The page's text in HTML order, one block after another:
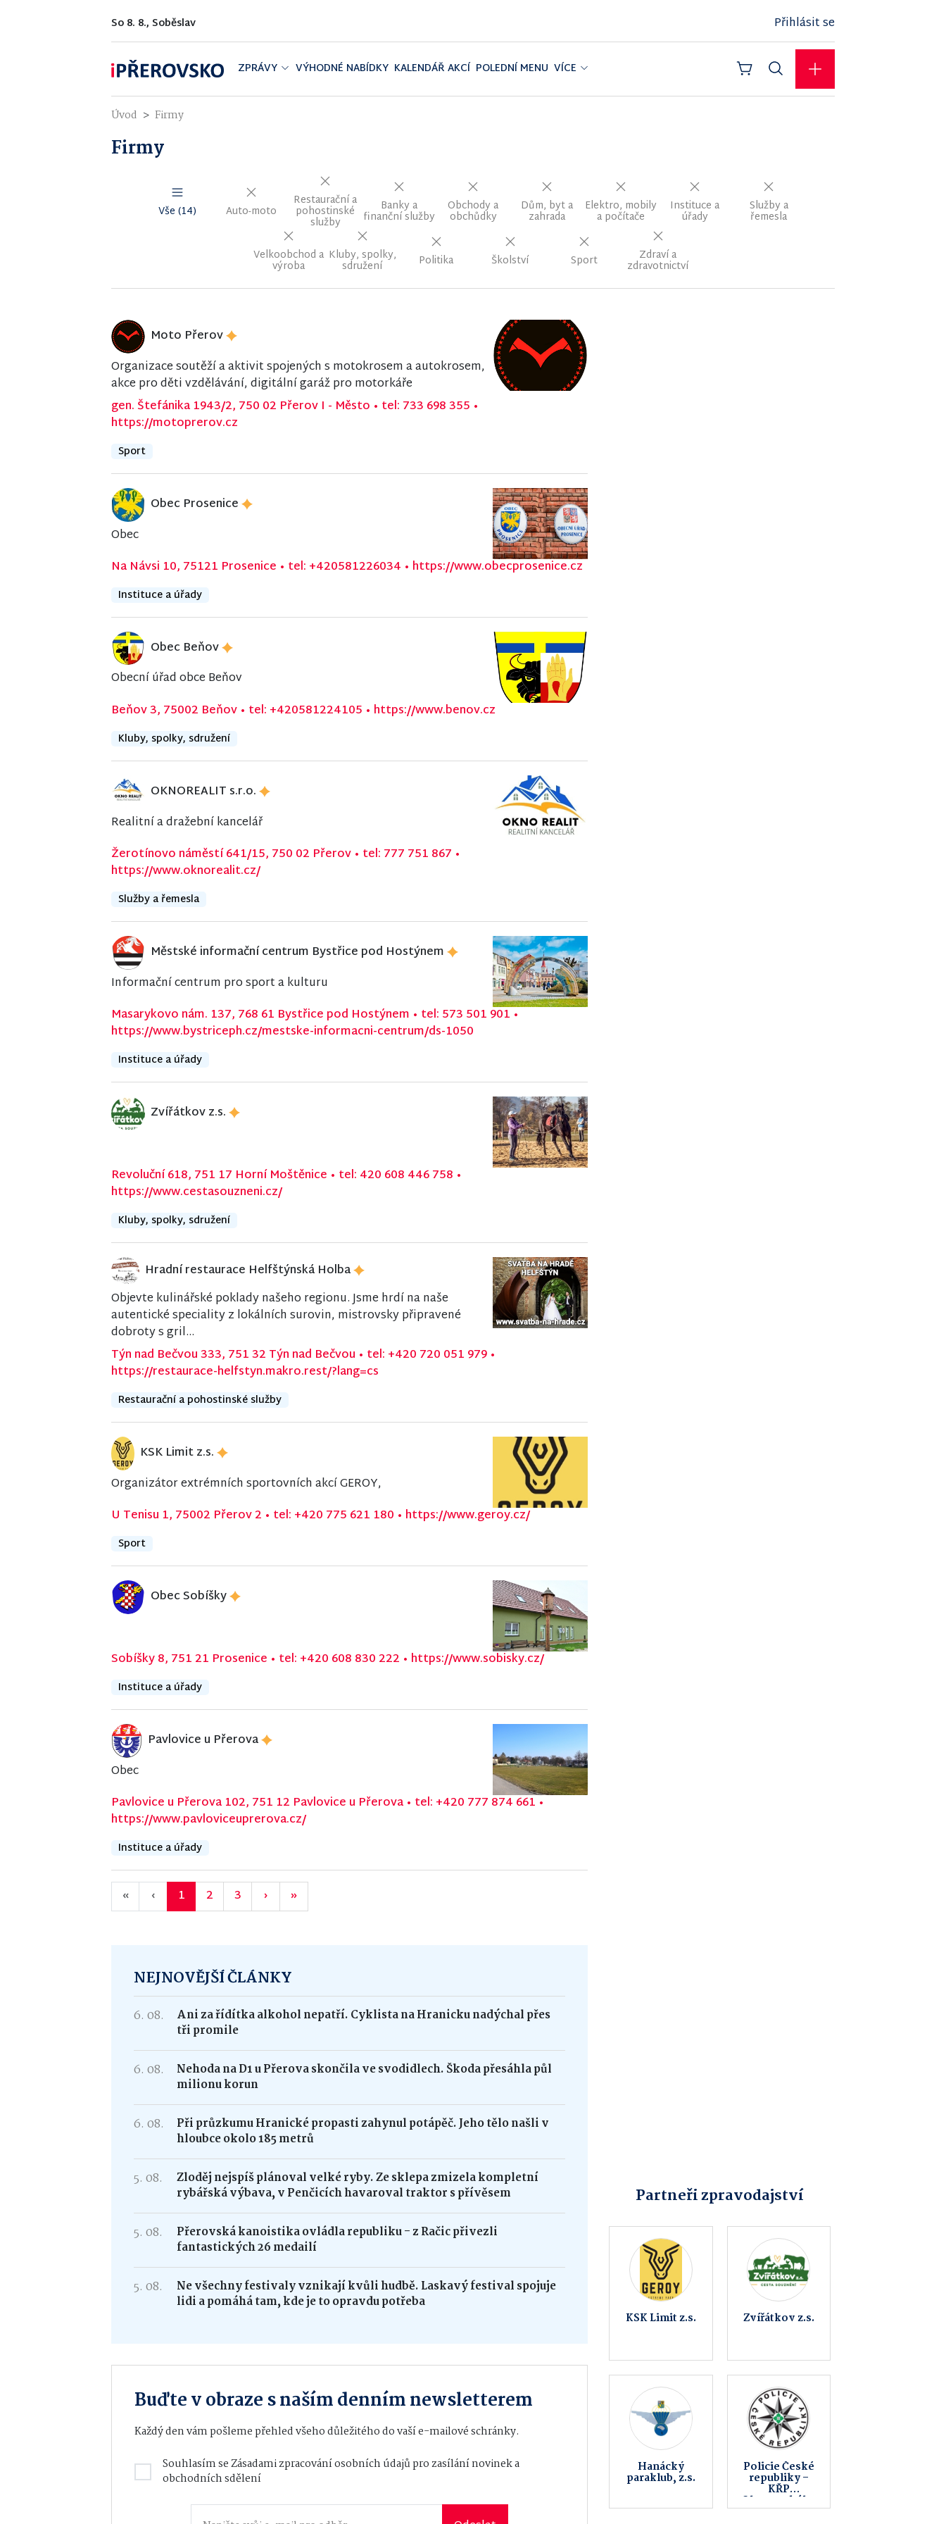
So 8. 8., Soběslav Přihlásit se
ZPRÁVY VÝHODNÉ NABÍDKY KALENDÁŘ AKCÍ POLEDNÍ MENU VÍCE
Úvod Firmy
Firmy
Vše (14) Auto-moto
Restaurační a
pohostinské
služby
Banky a
finanční služby
Obchody a
obchůdky
Dům, byt a
zahrada
Elektro, mobily
a počítače
Instituce a
úřady
Služby a
řemesla
Velkoobchod a
výroba
Kluby, spolky,
sdružení Politika Školství Sport Zdraví a
zdravotnictví
Moto Přerov
Organizace soutěží a aktivit spojených s motokrosem a autokrosem,
akce pro děti vzdělávání, digitální garáž pro motorkáře
gen. Štefánika 1943/2, 750 02 Přerov I - Město • tel: 733 698 355 •
https://motoprerov.cz
Sport
Obec Prosenice
Obec
Na Návsi 10, 75121 Prosenice • tel: +420581226034 • https://www.obecprosenice.cz
Instituce a úřady
Obec Beňov
Obecní úřad obce Beňov
Beňov 3, 75002 Beňov • tel: +420581224105 • https://www.benov.cz
Kluby, spolky, sdružení
OKNOREALIT s.r.o.
Realitní a dražební kancelář
Žerotínovo náměstí 641/15, 750 02 Přerov • tel: 777 751 867 •
https://www.oknorealit.cz/
Služby a řemesla
Městské informační centrum Bystřice pod Hostýnem
Informační centrum pro sport a kulturu
Masarykovo nám. 137, 768 61 Bystřice pod Hostýnem • tel: 573 501 901 •
https://www.bystriceph.cz/mestske-informacni-centrum/ds-1050
Instituce a úřady
Zvířátkov z.s.
Revoluční 618, 751 17 Horní Moštěnice • tel: 420 608 446 758 •
https://www.cestasouzneni.cz/
Kluby, spolky, sdružení
Hradní restaurace Helfštýnská Holba
Objevte kulinářské poklady našeho regionu. Jsme hrdí na naše
autentické speciality z lokálních surovin, mistrovsky připravené
dobroty s gril...
Týn nad Bečvou 333, 751 32 Týn nad Bečvou • tel: +420 720 051 979 •
https://restaurace-helfstyn.makro.rest/?lang=cs
Restaurační a pohostinské služby
KSK Limit z.s.
Organizátor extrémních sportovních akcí GEROY,
U Tenisu 1, 75002 Přerov 2 • tel: +420 775 621 180 • https://www.geroy.cz/
Sport
Obec Sobíšky
Sobíšky 8, 751 21 Prosenice • tel: +420 608 830 222 • https://www.sobisky.cz/
Instituce a úřady
Pavlovice u Přerova
Obec
Pavlovice u Přerova 102, 751 12 Pavlovice u Přerova • tel: +420 777 874 661 •
https://www.pavloviceuprerova.cz/
Instituce a úřady
« ‹ 1 2 3 › »
NEJNOVĚJŠÍ ČLÁNKY
6. 08.
Ani za řídítka alkohol nepatří. Cyklista na Hranicku nadýchal přes
tři promile
6. 08.
Nehoda na D1 u Přerova skončila ve svodidlech. Škoda přesáhla půl
milionu korun
6. 08.
Při průzkumu Hranické propasti zahynul potápěč. Jeho tělo našli v
hloubce okolo 185 metrů
5. 08.
Zloděj nejspíš plánoval velké ryby. Ze sklepa zmizela kompletní
rybářská výbava, v Penčicích havaroval traktor s přívěsem
5. 08.
Přerovská kanoistika ovládla republiku - z Račic přivezli
fantastických 26 medailí
5. 08.
Ne všechny festivaly vznikají kvůli hudbě. Laskavý festival spojuje
lidi a pomáhá tam, kde je to opravdu potřeba
Buďte v obraze s naším denním newsletterem
Každý den vám pošleme přehled všeho důležitého do vaší e-mailové schránky.
Souhlasím seZásadami zpracování osobních údajůpro zasílání novinek a
obchodních sdělení
Partneři zpravodajství
OKNOREALIT Pavlovice u
Hasičský
záchranný
sbor České
Olomouckého
Obec
Prosenice